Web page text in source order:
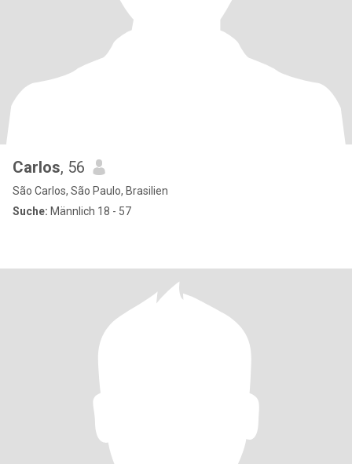
Carlos, 56
São Carlos, São Paulo, Brasilien
Suche: Männlich 18 - 57